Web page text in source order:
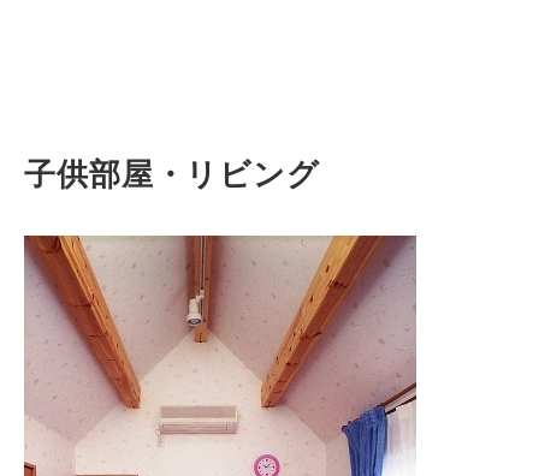
子供部屋・リビング